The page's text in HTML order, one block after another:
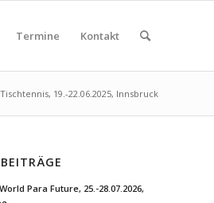
Termine Kontakt
19.-22.06.2025, Innsbruck
Para Future, 25.-28.07.2026,